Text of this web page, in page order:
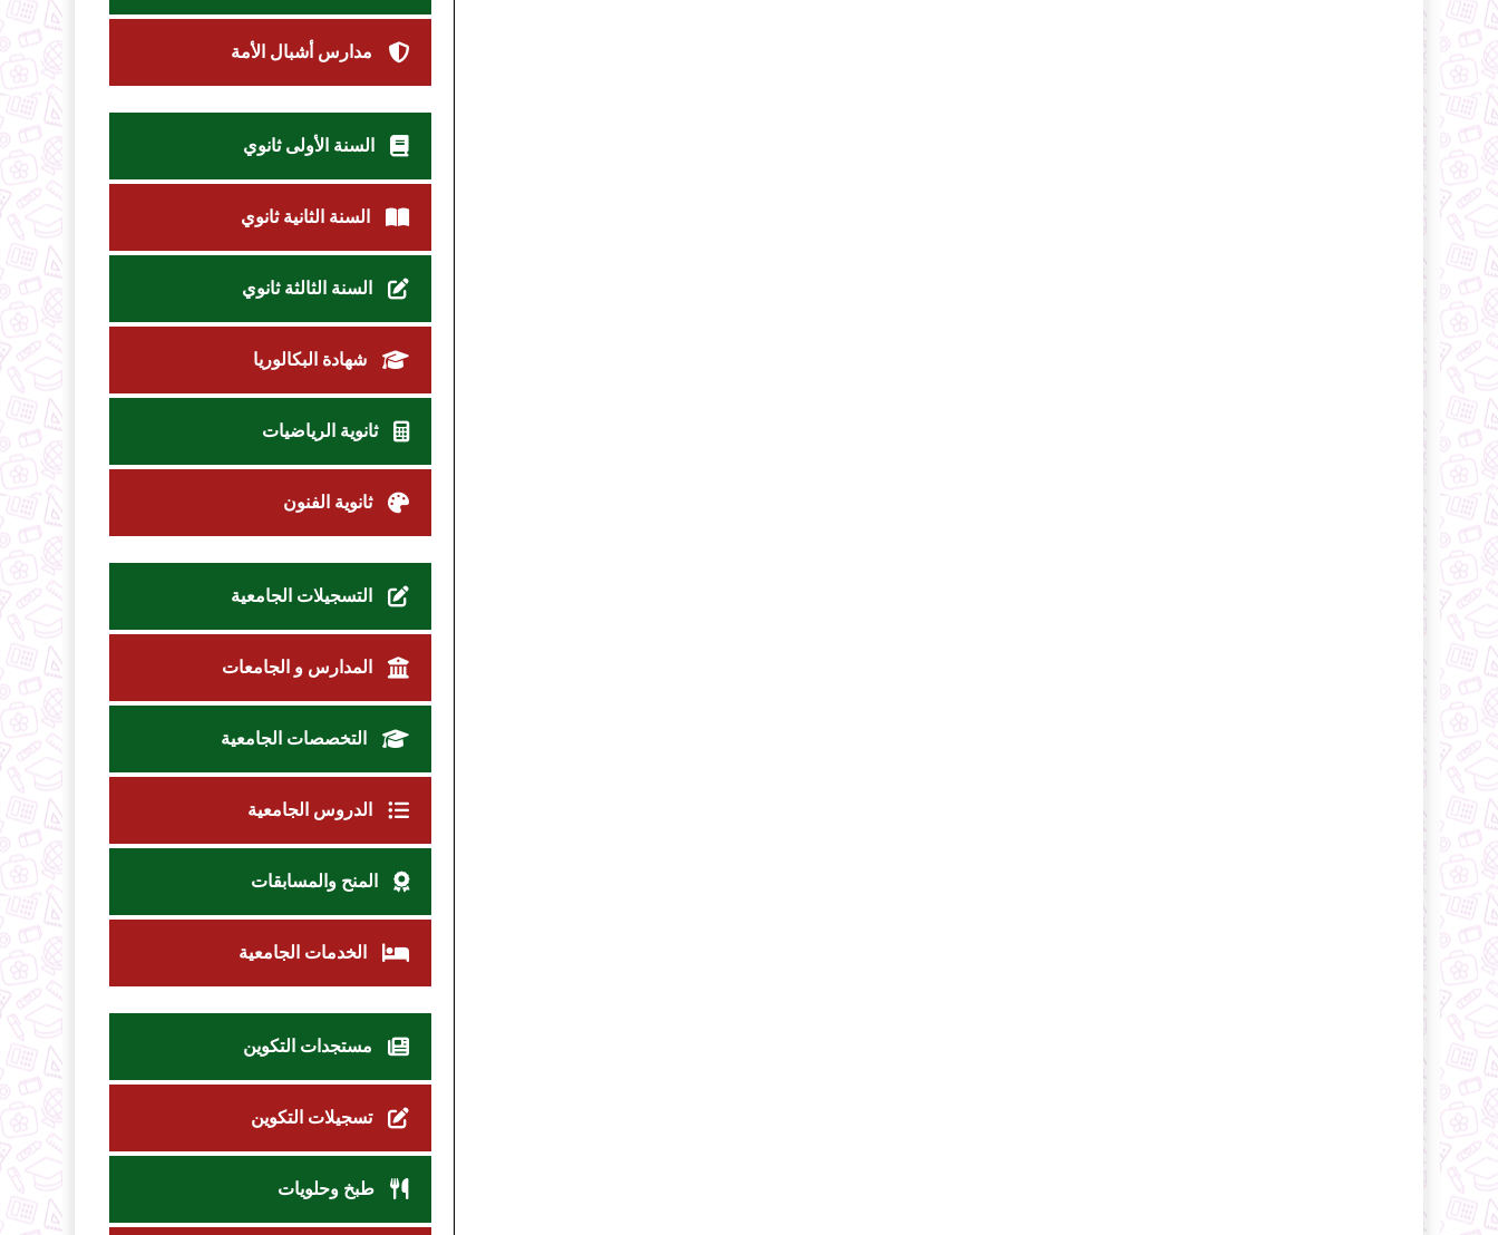
مدارس أشبال الأمة
السنة الأولى ثانوي
السنة الثانية ثانوي
السنة الثالثة ثانوي
شهادة البكالوريا
ثانوية الرياضيات
ثانوية الفنون
التسجيلات الجامعية
المدارس و الجامعات
التخصصات الجامعية
الدروس الجامعية
المنح والمسابقات
الخدمات الجامعية
مستجدات التكوين
تسجيلات التكوين
طبخ وحلويات